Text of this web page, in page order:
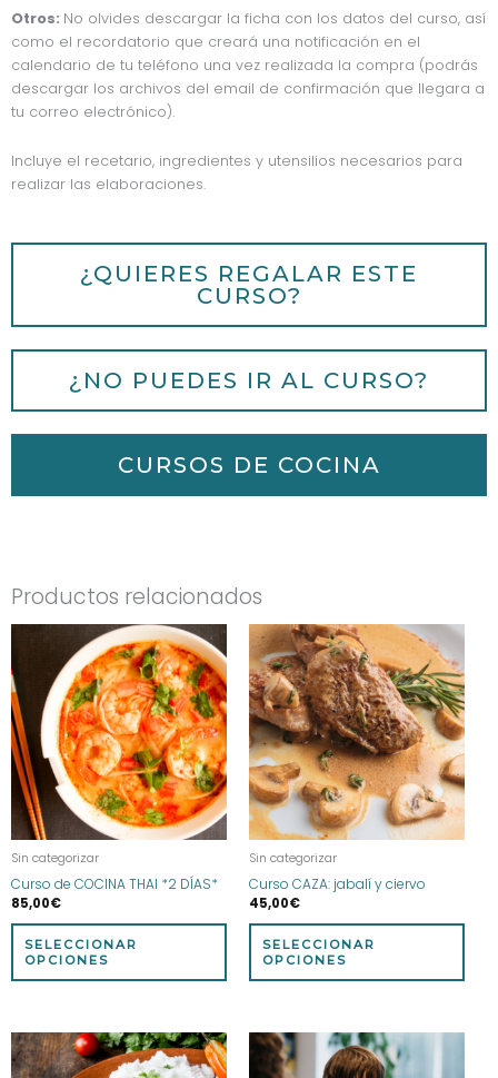
Otros: No olvides descargar la ficha con los datos del curso, así
como el recordatorio que creará una notificación en el
calendario de tu teléfono una vez realizada la compra (podrás
descargar los archivos del email de confirmación que llegara a
tu correo electrónico).
Incluye el recetario, ingredientes y utensilios necesarios para
realizar las elaboraciones.
¿QUIERES REGALAR ESTE
CURSO?
¿NO PUEDES IR AL CURSO?
CURSOS DE COCINA
Productos relacionados
Sin categorizar
Curso de COCINA THAI *2 DÍAS*
85,00€
SELECCIONAR
OPCIONES
Este
producto
tiene
múltiples
variantes.
Las
opciones
se
pueden
elegir
página
producto
Sin categorizar
Curso CAZA: jabalí y ciervo
45,00€
SELECCIONAR
OPCIONES
Este
Las
se
Este
producto